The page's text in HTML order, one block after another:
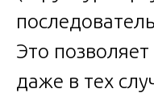
Это
даже в тех